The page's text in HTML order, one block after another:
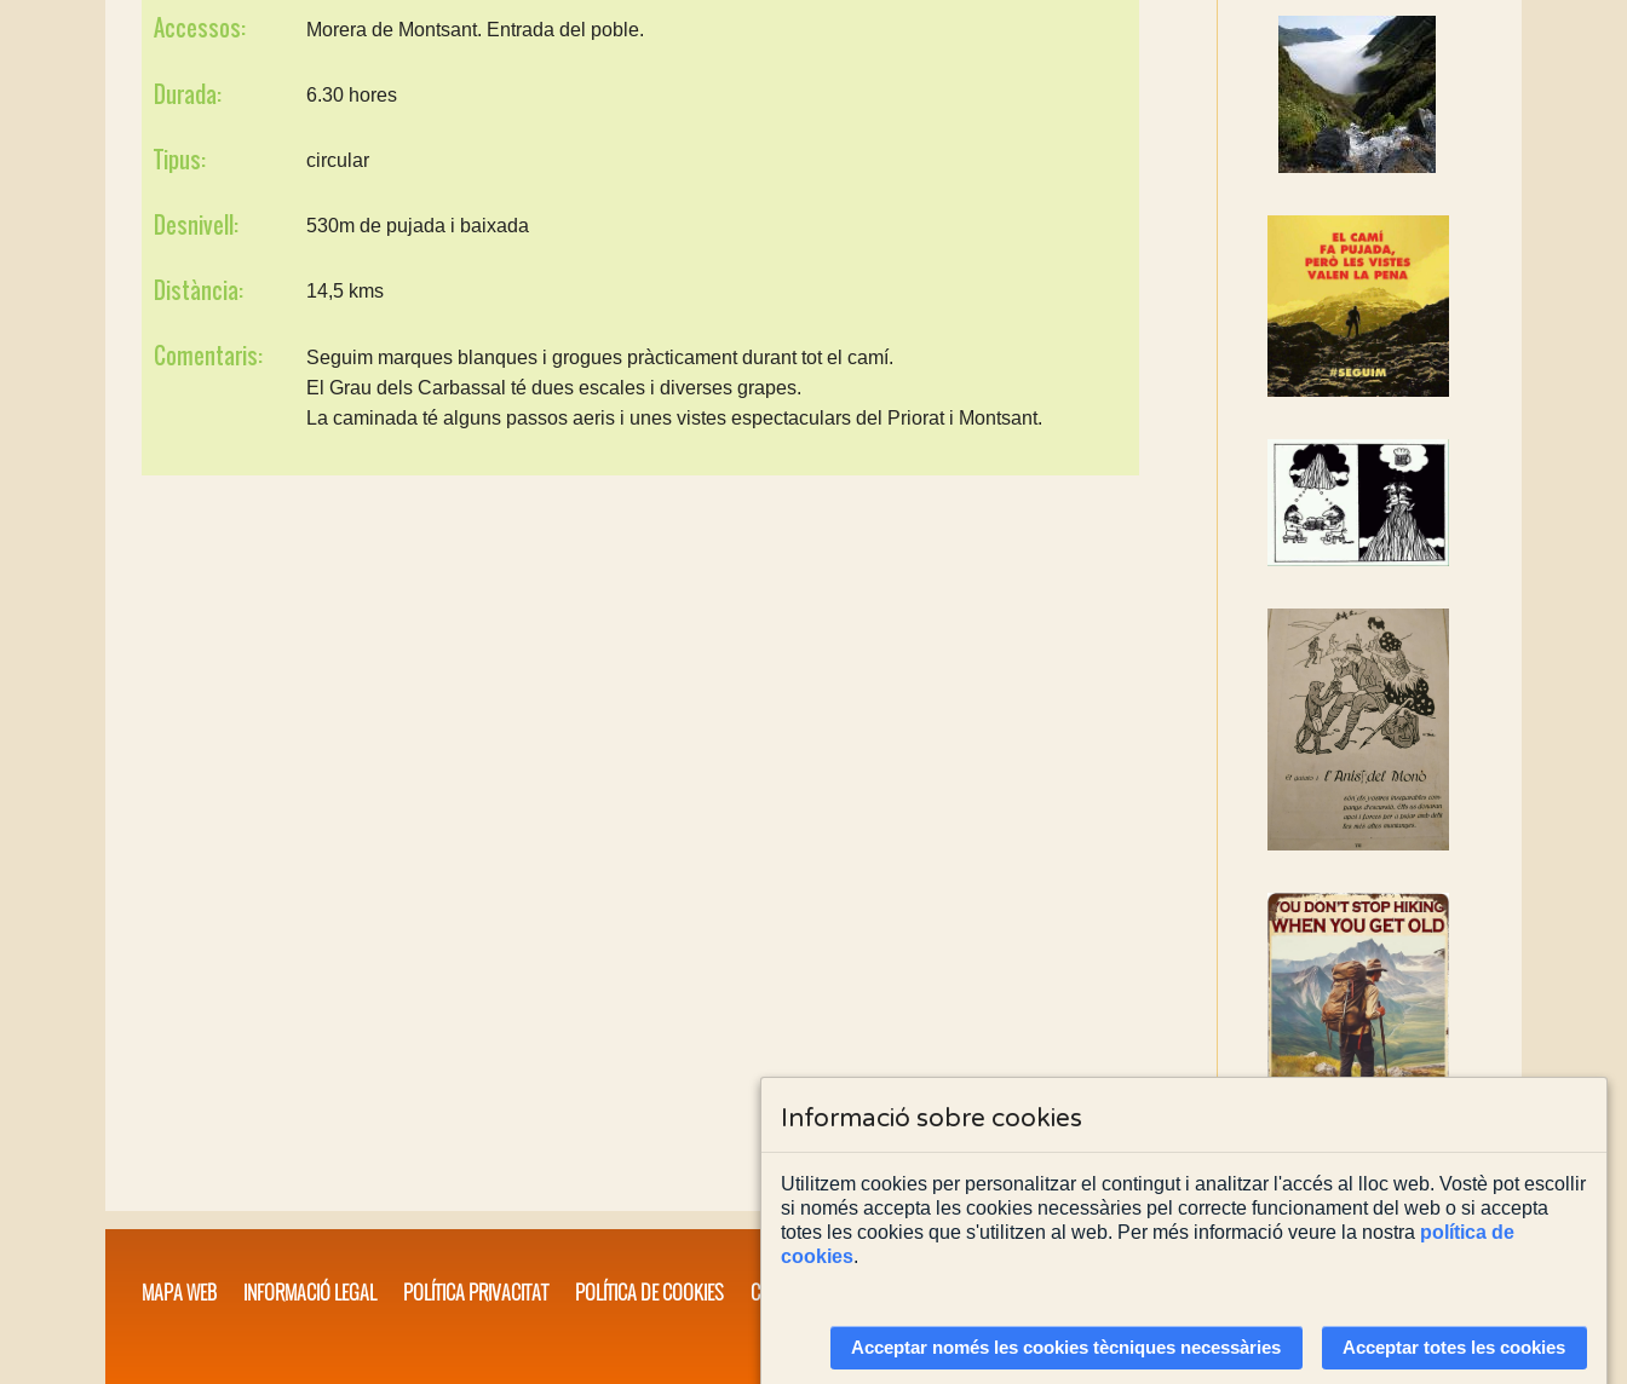
Accessos: Morera de Montsant. Entrada del poble.
Durada: 6.30 hores
Tipus: circular
Desnivell: 530m de pujada i baixada
Distància: 14,5 kms
Comentaris:
Seguim marques blanques i grogues pràcticament durant tot el camí.
El Grau dels Carbassal té dues escales i diverses grapes.
La caminada té alguns passos aeris i unes vistes espectaculars del Priorat i Montsant.
Si no podem caminar,
alguna cosa hem de fer...
Els Centpeus signen el
Manifest a favor dels
Camins Vells
associació adhereix-te al
manifest!
Rebem un diploma dels
Amics de Sant Aniol
d'Aguja
Els Centpeus estem
recuperació del refugi i de
l'entorn de Sant Aniol
MAPA WEB INFORMACIÓ LEGAL POLÍTICA PRIVACITAT POLÍTICA DE COOKIES CONTACTA'NS
Actualitzada el03/08/2026
Informació sobre cookies
Utilitzem cookies per personalitzar el contingut i analitzar l'accés al lloc web. Vostè pot escollir
si només accepta les cookies necessàries pel correcte funcionament del web o si accepta
totes les cookies que s'utilitzen al web. Per més informació veure la nostra política de
cookies.
Acceptar només les cookies tècniques necessàries Acceptar totes les cookies